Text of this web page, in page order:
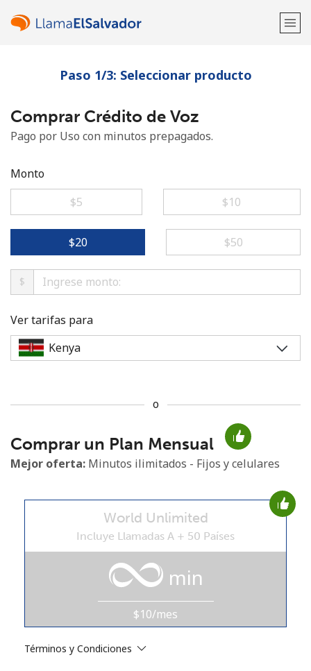
¡Bienvenido!
¿Ya tienes una cuenta?Inicia sesión →
No se ha creado una contraseña
Mínimo 8 caracteres
Una letra mayúscula y una minúscula
Un número
estosTérminos y condiciones.
Paso 1/3: Seleccionar producto
Comprar Crédito de Voz
Pago por Uso con minutos prepagados.
Monto
⁦$5⁩
⁦$10⁩
⁦$20⁩ ⁦$50⁩
$
Ver tarifas para
o
Comprar un Plan Mensual
Mejor oferta: Minutos ilimitados - Fijos y celulares
World Unlimited
Incluye Llamadas A + 50 Países
min
$10/mes
Términos y Condiciones